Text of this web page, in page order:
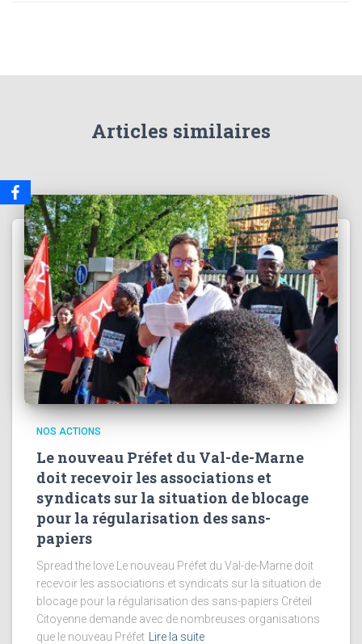
Articles similaires
NOS ACTIONS
Le nouveau Préfet du Val-de-Marne
doit recevoir les associations et
syndicats sur la situation de blocage
pour la régularisation des sans-
papiers
Spread the love Le nouveau Préfet du Val-de-Marne doit
recevoir les associations et syndicats sur la situation de
blocage pour la régularisation des sans-papiers Créteil
Citoyenne demande avec de nombreuses organisations
que le nouveau Préfet
Lire la suite